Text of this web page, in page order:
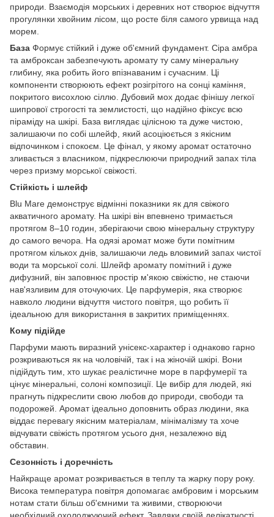
природи. Взаємодія морських і деревних нот створює відчуття
прогулянки хвойним лісом, що росте біля самого урвища над
морем.
База Формує стійкий і дуже об'ємний фундамент. Сіра амбра
та амброксан забезпечують аромату ту саму мінеральну
глибину, яка робить його впізнаваним і сучасним. Ці
компоненти створюють ефект розігрітого на сонці каміння,
покритого висохлою сіллю. Дубовий мох додає фінішу легкої
шипрової строгості та землистості, що надійно фіксує всю
піраміду на шкірі. База виглядає цілісною та дуже чистою,
залишаючи по собі шлейф, який асоціюється з якісним
відпочинком і спокоєм. Це фінал, у якому аромат остаточно
зливається з власником, підкреслюючи природний запах тіла
через призму морської свіжості.
Стійкість і шлейф
Blu Mare демонструє відмінні показники як для свіжого
акватичного аромату. На шкірі він впевнено тримається
протягом 8–10 годин, зберігаючи свою мінеральну структуру
до самого вечора. На одязі аромат може бути помітним
протягом кількох днів, залишаючи ледь вловимий запах чистої
води та морської солі. Шлейф аромату помітний і дуже
дифузний, він заповнює простір м'якою свіжістю, не стаючи
нав'язливим для оточуючих. Це парфумерія, яка створює
навколо людини відчуття чистого повітря, що робить її
ідеальною для використання в закритих приміщеннях.
Кому підійде
Парфуми мають виразний унісекс-характер і однаково гарно
розкриваються як на чоловічій, так і на жіночій шкірі. Вони
підійдуть тим, хто шукає реалістичне море в парфумерії та
цінує мінеральні, солоні композиції. Це вибір для людей, які
прагнуть підкреслити свою любов до природи, свободи та
подорожей. Аромат ідеально доповнить образ людини, яка
віддає перевагу якісним матеріалам, мінімалізму та хоче
відчувати свіжість протягом усього дня, незалежно від
обставин.
Сезонність і доречність
Найкраще аромат розкривається в теплу та жарку пору року.
Висока температура повітря допомагає амбровим і морським
нотам стати більш об'ємними та живими, створюючи
необхідний охолоджуючий ефект. Завдяки своїй делікатності